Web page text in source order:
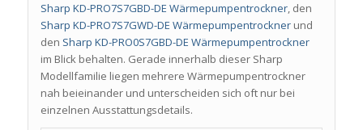
Sharp KD-PRO7S7GBD-DE Wärmepumpentrockner, den
Sharp KD-PRO7S7GWD-DE Wärmepumpentrocknerund
den Sharp KD-PRO0S7GBD-DE Wärmepumpentrockner
im Blick behalten. Gerade innerhalb dieser Sharp
Modellfamilie liegen mehrere Wärmepumpentrockner
nah beieinander und unterscheiden sich oft nur bei
einzelnen Ausstattungsdetails.